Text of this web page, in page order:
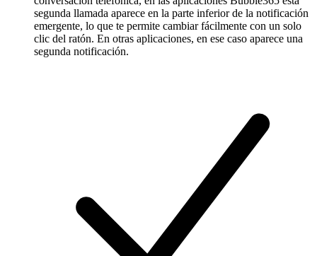
segunda llamada aparece en la parte inferior de la notificación
emergente, lo que te permite cambiar fácilmente con un solo
clic del ratón. En otras aplicaciones, en ese caso aparece una
segunda notificación.